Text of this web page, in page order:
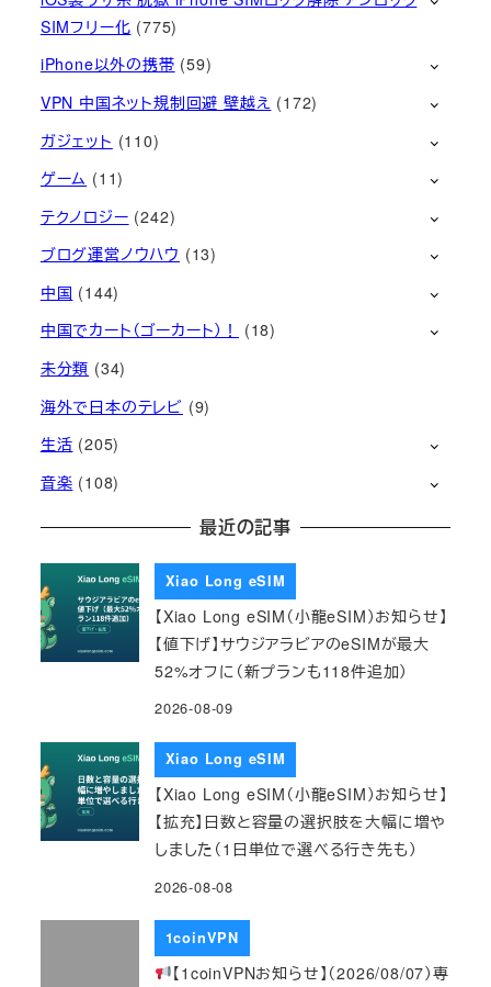
SIMフリー化 (775)
iPhone以外の携帯 (59)
VPN 中国ネット規制回避 壁越え (172)
ガジェット (110)
ゲーム (11)
テクノロジー (242)
ブログ運営ノウハウ (13)
中国 (144)
中国でカート（ゴーカート）！
(18)
未分類 (34)
海外で日本のテレビ (9)
生活 (205)
音楽 (108)
最近の記事
Xiao Long eSIM
【Xiao Long eSIM（小龍eSIM）お知らせ】
【値下げ】サウジアラビアのeSIMが最大
52%オフに（新プランも118件追加）
2026-08-09
Xiao Long eSIM
【Xiao Long eSIM（小龍eSIM）お知らせ】
【拡充】日数と容量の選択肢を大幅に増や
しました（1日単位で選べる行き先も）
2026-08-08
1coinVPN
【1coinVPNお知らせ】（2026/08/07）専